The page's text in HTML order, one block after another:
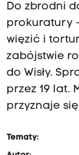
Do zbrodni
prokuratury
więzić i
zabójstwie
do Wisły.
przez 19 lat.
przyznaje
Tematy: